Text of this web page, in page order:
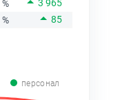
3 965
85
персонал